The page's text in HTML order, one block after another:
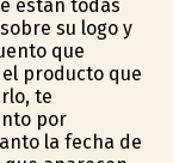
están todas
su logo y
que
producto que
te
por
la fecha de